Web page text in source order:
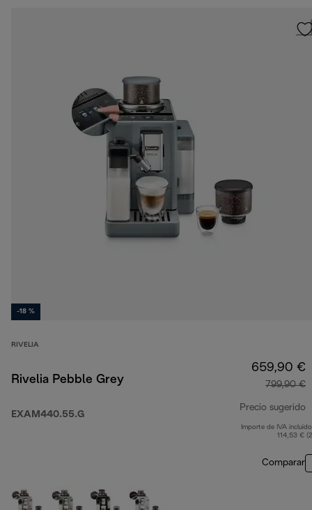
-18 %
RIVELIA
Rivelia Pebble Grey
EXAM440.55.G
659,90 €
799,90 €
Precio sugerido
Importe de IVA
114,53 €
Comparar